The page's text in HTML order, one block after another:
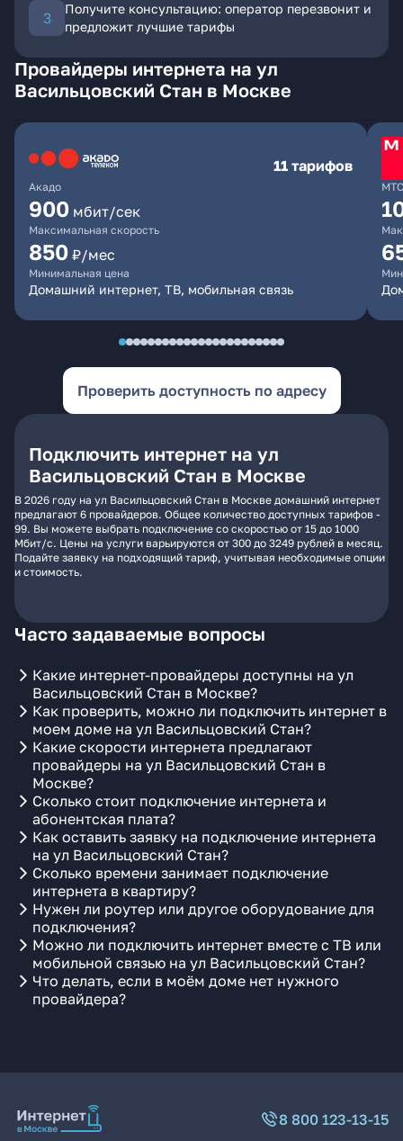
Получите консультацию: оператор перезвонит и
предложит лучшие тарифы
Провайдеры интернета на ул
Васильцовский Стан в Москве
Акадо
11 тарифов
900 мбит/сек
Максимальная скорость
850 ₽/мес
Минимальная цена
Домашний интернет, ТВ, мобильная связь
МТС
Проверить доступность по адресу
Подключить интернет на ул
Васильцовский Стан в Москве
В 2026 году на ул Васильцовский Стан в Москве домашний интернет
предлагают 6 провайдеров. Общее количество доступных тарифов -
99. Вы можете выбрать подключение со скоростью от 15 до 1000
Мбит/с. Цены на услуги варьируются от 300 до 3249 рублей в месяц.
Подайте заявку на подходящий тариф, учитывая необходимые опции
и стоимость.
Часто задаваемые вопросы
Какие интернет-провайдеры доступны на ул
Васильцовский Стан в Москве?
Как проверить, можно ли подключить интернет в
моем доме на ул Васильцовский Стан?
Какие скорости интернета предлагают
провайдеры на ул Васильцовский Стан в
Москве?
Сколько стоит подключение интернета и
абонентская плата?
Как оставить заявку на подключение интернета
на ул Васильцовский Стан?
Сколько времени занимает подключение
интернета в квартиру?
Нужен ли роутер или другое оборудование для
подключения?
Можно ли подключить интернет вместе с ТВ или
мобильной связью на ул Васильцовский Стан?
Что делать, если в моём доме нет нужного
провайдера?
8 800 123-13-15